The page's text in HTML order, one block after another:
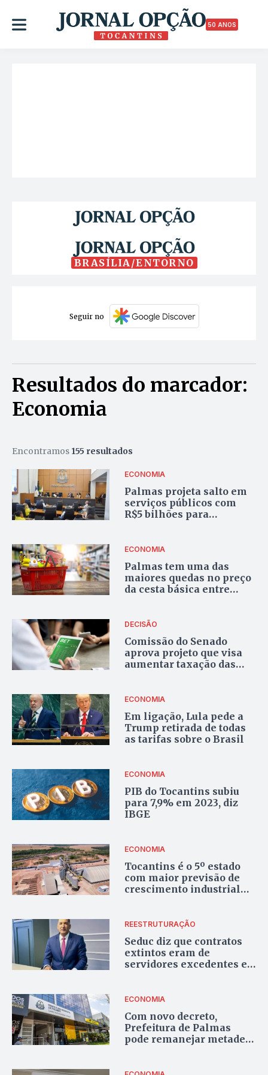
50 ANOS
BRASÍLIA/ENTORNO
Seguir no
Resultados do marcador:
Economia
Encontramos 155 resultados
ECONOMIA
Palmas projeta salto em
serviços públicos com
R$5 bilhões para
ECONOMIA
Palmas tem uma das
maiores quedas no preço
da cesta básica entre
DECISÃO
Comissão do Senado
aprova projeto que visa
aumentar taxação das
ECONOMIA
Em ligação, Lula pede a
Trump retirada de todas
as tarifas sobre o Brasil
ECONOMIA
PIB do Tocantins subiu
para 7,9% em 2023, diz
IBGE
ECONOMIA
Tocantins é o 5º estado
com maior previsão de
crescimento industrial
REESTRUTURAÇÃO
Seduc diz que contratos
extintos eram de
servidores excedentes e
milhões por mês
ECONOMIA
Com novo decreto,
Prefeitura de Palmas
pode remanejar metade